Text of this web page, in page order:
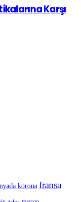
Karşı
korona fransa